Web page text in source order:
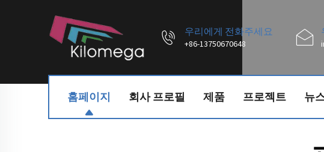
우리에게 전화주세요
+86-13750670648
홈페이지 회사 프로필 제품 프로젝트 뉴